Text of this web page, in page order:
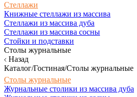
Стеллажи
Книжные стеллажи из массива
Стеллажи из массива дуба
Стеллажи из массива сосны
Стойки и подставки
Столы журнальные
Назад
Каталог/Гостиная/Столы журнальные
Столы журнальные
Журнальные столики из массива дуба